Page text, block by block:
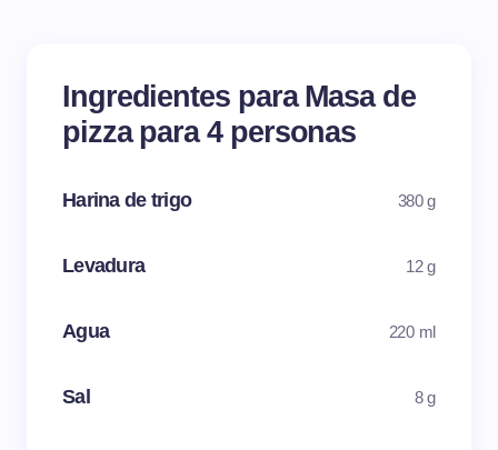
Ingredientes para Masa de
pizza para 4 personas
Harina de trigo 380 g
Levadura 12 g
Agua 220 ml
Sal 8 g